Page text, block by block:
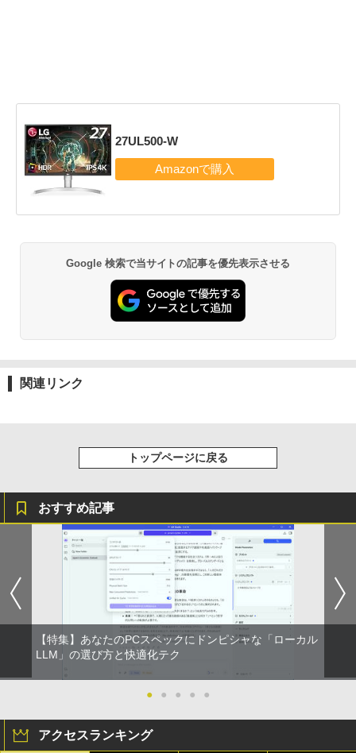
27UL500-W
Google 検索で当サイトの記事を優先表示させる
関連リンク
トップページに戻る
おすすめ記事
【特集】あなたのPCスペックにドンピシャな「ローカル
LLM」の選び方と快適化テク
● ● ● ● ●
アクセスランキング